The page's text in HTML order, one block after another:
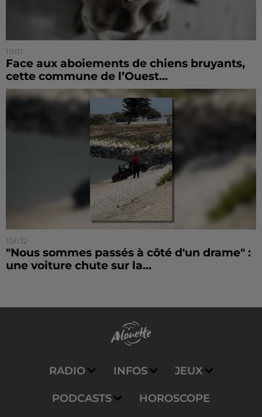
11h11
Face aux aboiements de chiens bruyants,
cette commune de l’Ouest...
10h32
"Nous sommes passés à côté d'un drame" :
une voiture chute sur la...
RADIO INFOS JEUX
PODCASTS HOROSCOPE